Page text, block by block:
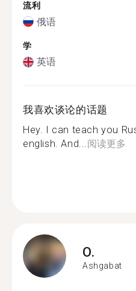
流利
俄语
学
英语
我喜欢谈论的话题
Hey. I can teach you
english. And...阅读更多
O.
Ashgabat